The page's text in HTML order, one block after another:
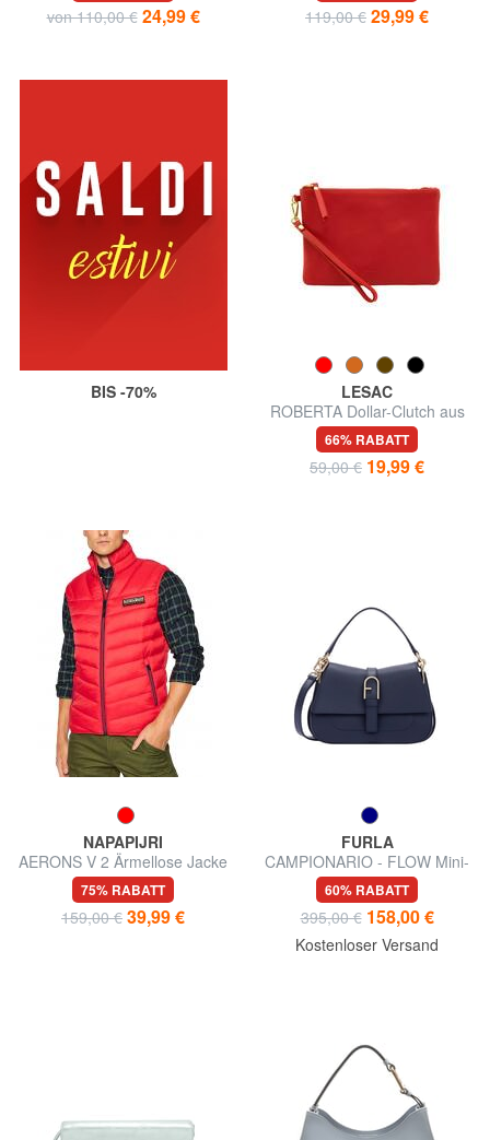
von 110,00 € 24,99 € 119,00 € 29,99 €
BIS -70%
LESAC
ROBERTA Dollar-Clutch aus
Leder
66% RABATT
59,00 € 19,99 €
NAPAPIJRI
AERONS V 2 Ärmellose Jacke
75% RABATT
159,00 € 39,99 €
FURLA
CAMPIONARIO - FLOW Mini-
Handtasche mit
Schulterriemen
60% RABATT
395,00 € 158,00 €
Kostenloser Versand